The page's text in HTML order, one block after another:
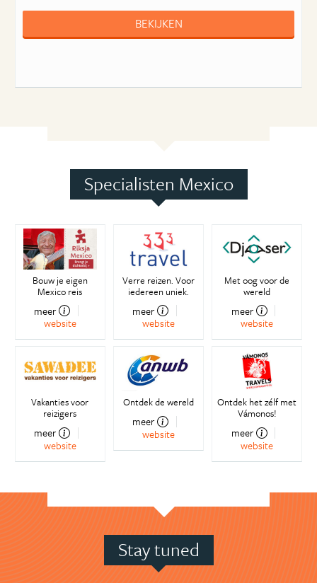
BEKIJKEN
Specialisten Mexico
Bouw je eigen
Mexico reis
meer
website
Verre reizen. Voor
iedereen uniek.
meer
website
Met oog voor de
wereld
meer
website
Vakanties voor
reizigers
meer
website
Ontdek de wereld
meer
website
Ontdek het zélf met
Vámonos!
meer
website
Stay tuned